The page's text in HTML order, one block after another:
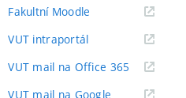
Fakultní Moodle
VUT intraportál(externí
VUT mail na Office 365 (externí
VUT mail na Google (externí